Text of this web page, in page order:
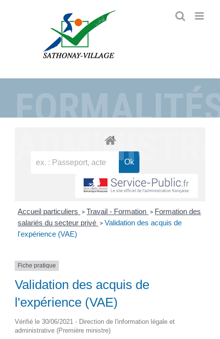
Accueil particuliers > Travail - Formation > Formation des
salariés du secteur privé > Validation des acquis de
l'expérience (VAE)
Fiche pratique
Validation des acquis de
l'expérience (VAE)
Vérifié le 30/06/2021 - Direction de l'information légale et
administrative (Première ministre)